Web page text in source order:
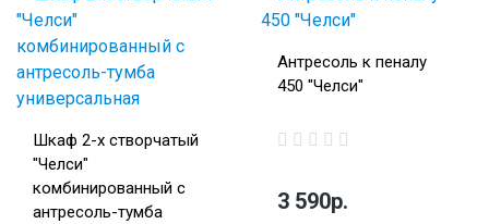
Шкаф 2-х створчатый
"Челси"
комбинированный с
антресоль-тумба
Антресоль к пеналу
450 "Челси"
3 590р.